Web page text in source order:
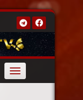
Toggle
navigation